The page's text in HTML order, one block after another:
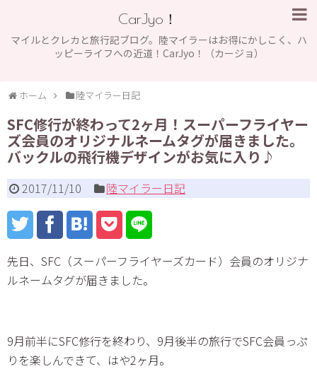
CarJyo！
マイルとクレカと旅行記ブログ。陸マイラーはお得にかしこく、ハ
ッピーライフへの近道！CarJyo！（カージョ）
ホーム 陸マイラー日記
SFC修行が終わって2ヶ月！スーパーフライヤー
ズ会員のオリジナルネームタグが届きました。
バックルの飛行機デザインがお気に入り♪
2017/11/10 陸マイラー日記
先日、SFC（スーパーフライヤーズカード）会員のオリジナ
ルネームタグが届きました。
9月前半にSFC修行を終わり、9月後半の旅行でSFC会員っぷ
りを楽しんできて、はや2ヶ月。